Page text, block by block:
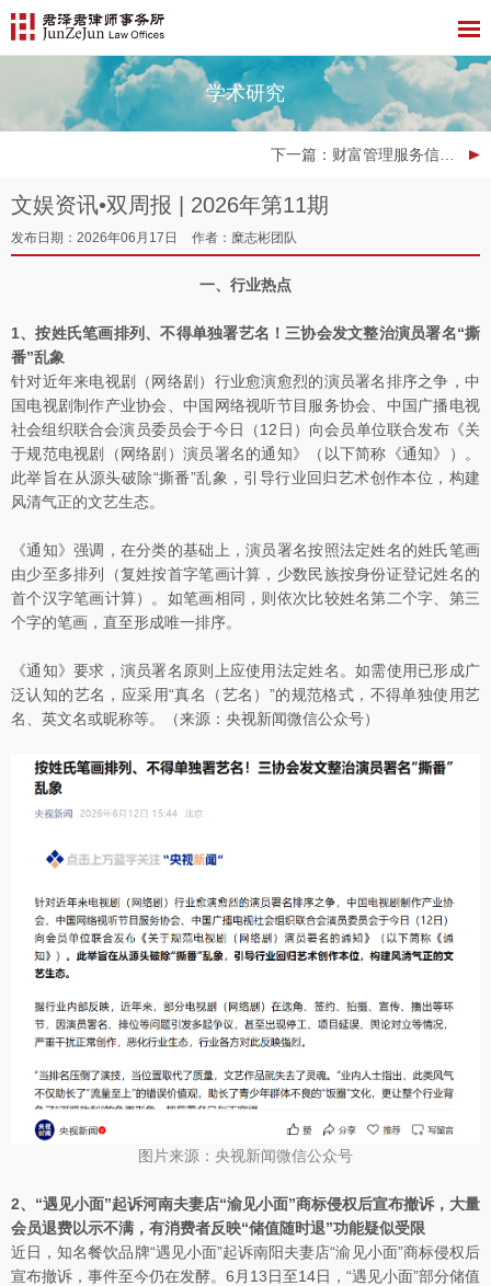
学术研究
下一篇 ：财富管理服务信托——保险金信托的当前市场观察与六大击穿暗礁
文娱资讯•双周报 | 2026年第11期
发布日期：2026年06月17日 作者：糜志彬团队
一、行业热点
1、按姓氏笔画排列、不得单独署艺名！三协会发文整治演员署名“撕
番”乱象
针对近年来电视剧（网络剧）行业愈演愈烈的演员署名排序之争，中
国电视剧制作产业协会、中国网络视听节目服务协会、中国广播电视
社会组织联合会演员委员会于今日（12日）向会员单位联合发布《关
于规范电视剧（网络剧）演员署名的通知》（以下简称《通知》）。
此举旨在从源头破除“撕番”乱象，引导行业回归艺术创作本位，构建
风清气正的文艺生态。
《通知》强调，在分类的基础上，演员署名按照法定姓名的姓氏笔画
由少至多排列（复姓按首字笔画计算，少数民族按身份证登记姓名的
首个汉字笔画计算）。如笔画相同，则依次比较姓名第二个字、第三
个字的笔画，直至形成唯一排序。
《通知》要求，演员署名原则上应使用法定姓名。如需使用已形成广
泛认知的艺名，应采用“真名（艺名）”的规范格式，不得单独使用艺
名、英文名或昵称等。（来源：央视新闻微信公众号）
图片来源：央视新闻微信公众号
2、“遇见小面”起诉河南夫妻店“渝见小面”商标侵权后宣布撤诉，大量
会员退费以示不满，有消费者反映“储值随时退”功能疑似受限
近日，知名餐饮品牌“遇见小面”起诉南阳夫妻店“渝见小面”商标侵权后
宣布撤诉，事件至今仍在发酵。6月13日至14日，“遇见小面”部分储值